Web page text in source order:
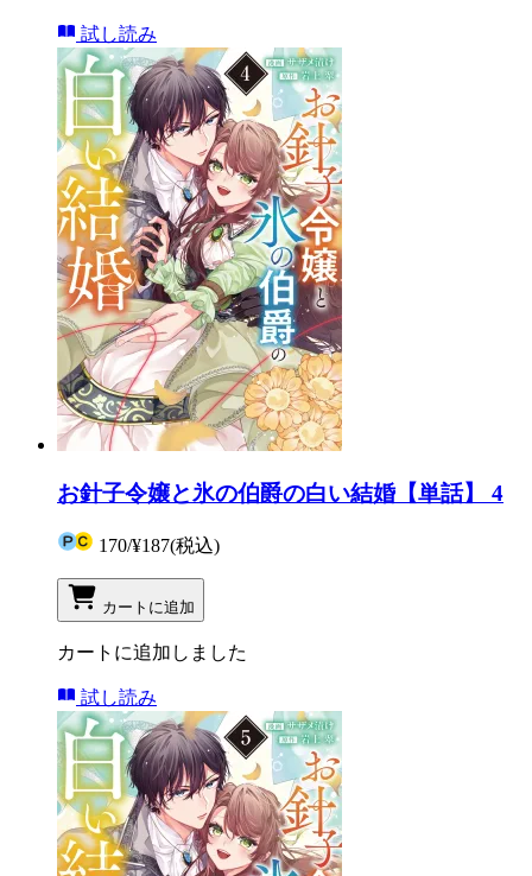
試し読み
お針子令嬢と氷の伯爵の白い結婚【単話】 4
170/¥187(税込)
カートに追加
カートに追加しました
試し読み